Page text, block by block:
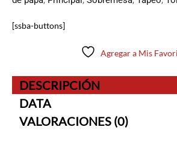
[ssba-buttons]
Agregar a Mis
DESCRIPCIÓN
DATA
VALORACIONES (0)